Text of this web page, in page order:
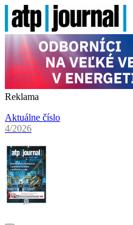
Reklama
Aktuálne číslo
4/2026